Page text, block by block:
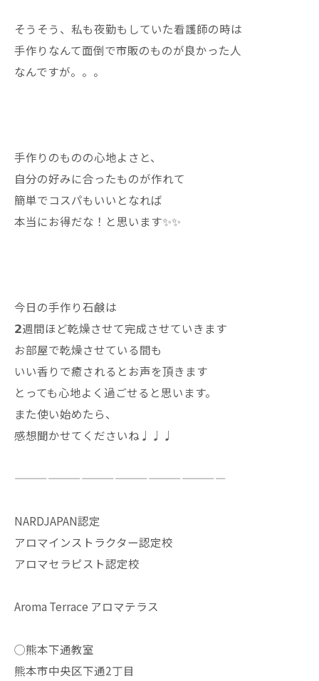
そうそう、私も夜勤もしていた看護師の時は
手作りなんて面倒で市販のものが良かった人
なんですが。。。
手作りのものの心地よさと、
自分の好みに合ったものが作れて
簡単でコスパもいいとなれば
本当にお得だな！と思います✨✨
今日の手作り石鹸は
𝟮週間ほど乾燥させて完成させていきます
お部屋で乾燥させている間も
いい香りで癒されるとお声を頂きます
とっても心地よく過ごせると思います。
また使い始めたら、
感想聞かせてくださいね♩♩♩
———————————————————
NARDJAPAN認定
アロマインストラクター認定校
アロマセラピスト認定校
Aroma Terrace アロマテラス
◯熊本下通教室
熊本市中央区下通2丁目